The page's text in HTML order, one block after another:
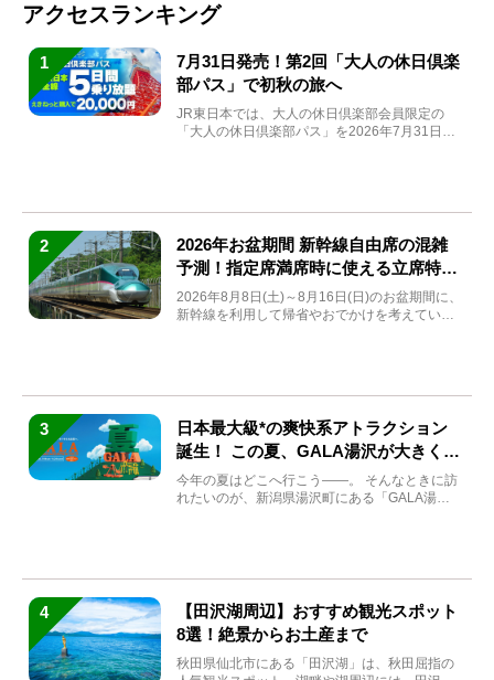
アクセスランキング
1
7月31日発売！第2回「大人の休日倶楽
部パス」で初秋の旅へ
JR東日本では、大人の休日倶楽部会員限定の
「大人の休日倶楽部パス」を2026年7月31日
2
2026年お盆期間 新幹線自由席の混雑
予測！指定席満席時に使える立席特急
券も解説
2026年8月8日(土)～8月16日(日)のお盆期間に、
新幹線を利用して帰省やおでかけを考えている
3
日本最大級*の爽快系アトラクション
誕生！ この夏、GALA湯沢が大きく生
まれ変わる
今年の夏はどこへ行こう――。 そんなときに訪
れたいのが、新潟県湯沢町にある「GALA湯
4
【田沢湖周辺】おすすめ観光スポット
8選！絶景からお土産まで
秋田県仙北市にある「田沢湖」は、秋田屈指の